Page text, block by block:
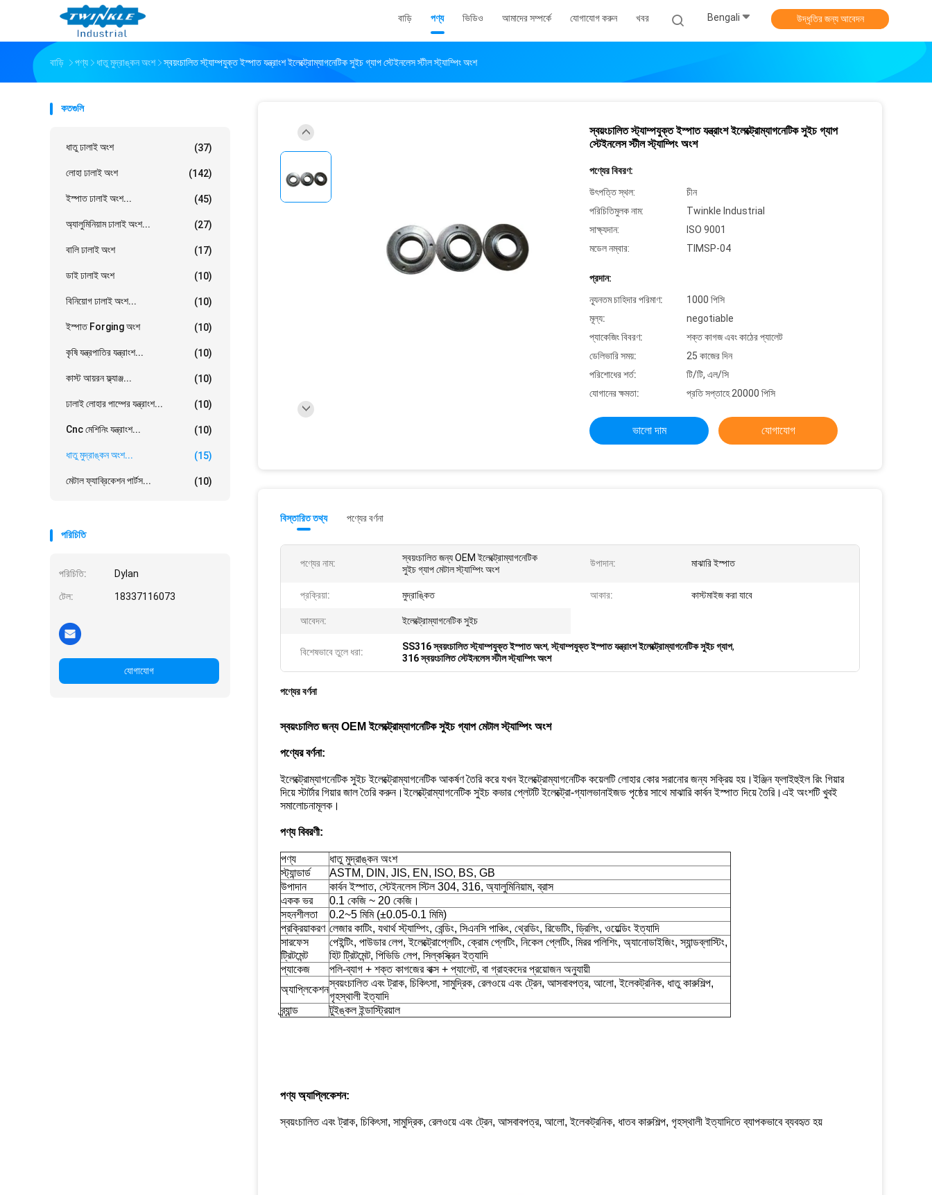
বাড়ি পণ্য ভিডিও আমাদের সম্পর্কে যোগাযোগ করুন খবর Bengali উদ্ধৃতির জন্য আবেদন
বাড়ি পণ্য ধাতু মুদ্রাঙ্কন অংশ স্বয়ংচালিত স্ট্যাম্পযুক্ত ইস্পাত যন্ত্রাংশ ইলেক্ট্রোম্যাগনেটিক সুইচ গ্যাপ স্টেইনলেস স্টীল স্ট্যাম্পিং অংশ
কতগুলি
ধাতু ঢালাই অংশ (37)
লোহা ঢালাই অংশ (142)
ইস্পাত ঢালাই অংশ... (45)
অ্যালুমিনিয়াম ঢালাই অংশ... (27)
বালি ঢালাই অংশ (17)
ডাই ঢালাই অংশ (10)
বিনিয়োগ ঢালাই অংশ... (10)
ইস্পাত Forging অংশ (10)
কৃষি যন্ত্রপাতির যন্ত্রাংশ... (10)
কাস্ট আয়রন ফ্ল্যাঞ্জ... (10)
ঢালাই লোহার পাম্পের যন্ত্রাংশ... (10)
Cnc মেশিনিং যন্ত্রাংশ... (10)
ধাতু মুদ্রাঙ্কন অংশ... (15)
মেটাল ফ্যাব্রিকেশন পার্টস... (10)
পরিচিতি
পরিচিতি: Dylan
টেল: 18337116073
যোগাযোগ
স্বয়ংচালিত স্ট্যাম্পযুক্ত ইস্পাত যন্ত্রাংশ ইলেক্ট্রোম্যাগনেটিক সুইচ গ্যাপ
স্টেইনলেস স্টীল স্ট্যাম্পিং অংশ
পণ্যের বিবরণ:
উৎপত্তি স্থল:
চীন
পরিচিতিমুলক নাম:
Twinkle Industrial
সাক্ষ্যদান:
ISO 9001
মডেল নম্বার:
TIMSP-04
প্রদান:
ন্যূনতম চাহিদার পরিমাণ:
1000 পিসি
মূল্য:
negotiable
প্যাকেজিং বিবরণ:
শক্ত কাগজ এবং কাঠের প্যালেট
ডেলিভারি সময়:
25 কাজের দিন
পরিশোধের শর্ত:
টি/টি, এল/সি
যোগানের ক্ষমতা:
প্রতি সপ্তাহে 20000 পিসি
ভালো দাম যোগাযোগ
বিস্তারিত তথ্য পণ্যের বর্ণনা
পণ্যের নাম:
স্বয়ংচালিত জন্য OEM ইলেক্ট্রোম্যাগনেটিক
সুইচ গ্যাপ মেটাল স্ট্যাম্পিং অংশ
উপাদান: মাঝারি ইস্পাত
প্রক্রিয়া: মুদ্রাঙ্কিত আকার: কাস্টমাইজ করা যাবে
আবেদন: ইলেক্ট্রোম্যাগনেটিক সুইচ
বিশেষভাবে তুলে ধরা: SS316 স্বয়ংচালিত স্ট্যাম্পযুক্ত ইস্পাত অংশ,স্ট্যাম্পযুক্ত ইস্পাত যন্ত্রাংশ ইলেক্ট্রোম্যাগনেটিক সুইচ গ্যাপ,
316 স্বয়ংচালিত স্টেইনলেস স্টীল স্ট্যাম্পিং অংশ
পণ্যের বর্ণনা
স্বয়ংচালিত জন্য OEM ইলেক্ট্রোম্যাগনেটিক সুইচ গ্যাপ মেটাল স্ট্যাম্পিং অংশ
পণ্যের বর্ণনা:
ইলেক্ট্রোম্যাগনেটিক সুইচ ইলেক্ট্রোম্যাগনেটিক আকর্ষণ তৈরি করে যখন ইলেক্ট্রোম্যাগনেটিক কয়েলটি লোহার কোর সরানোর জন্য সক্রিয় হয়।ইঞ্জিন ফ্লাইহুইল রিং গিয়ার
দিয়ে স্টার্টার গিয়ার জাল তৈরি করুন।ইলেক্ট্রোম্যাগনেটিক সুইচ কভার প্লেটটি ইলেক্ট্রো-গ্যালভানাইজড পৃষ্ঠের সাথে মাঝারি কার্বন ইস্পাত দিয়ে তৈরি।এই অংশটি খুবই
সমালোচনামূলক।
পণ্য বিবরণী:
পণ্য
ধাতু মুদ্রাঙ্কন অংশ
স্ট্যান্ডার্ড
ASTM, DIN, JIS, EN, ISO, BS, GB
উপাদান
কার্বন ইস্পাত, স্টেইনলেস স্টিল 304, 316, অ্যালুমিনিয়াম, ব্রাস
একক ভর
0.1 কেজি ~ 20 কেজি।
সহনশীলতা
0.2~5 মিমি (±0.05-0.1 মিমি)
প্রক্রিয়াকরণ লেজার কাটিং, যথার্থ স্ট্যাম্পিং, বেন্ডিং, সিএনসি পাঞ্চিং, থ্রেডিং, রিভেটিং, ড্রিলিং, ওয়েল্ডিং ইত্যাদি
সারফেস
ট্রিটমেন্ট
পেইন্টিং, পাউডার লেপ, ইলেক্ট্রোপ্লেটিং, ক্রোম প্লেটিং, নিকেল প্লেটিং, মিরর পলিশিং, অ্যানোডাইজিং, স্যান্ডব্লাস্টিং,
হিট ট্রিটমেন্ট, পিভিডি লেপ, সিল্কস্ক্রিন ইত্যাদি
প্যাকেজ
পলি-ব্যাগ + শক্ত কাগজের বাক্স + প্যালেট, বা গ্রাহকদের প্রয়োজন অনুযায়ী
অ্যাপ্লিকেশন
স্বয়ংচালিত এবং ট্রাক, চিকিৎসা, সামুদ্রিক, রেলওয়ে এবং ট্রেন, আসবাবপত্র, আলো, ইলেকট্রনিক, ধাতু কারুশিল্প,
গৃহস্থালী ইত্যাদি
ব্র্যান্ড
টুইঙ্কল ইন্ডাস্ট্রিয়াল
পণ্য অ্যাপ্লিকেশন:
স্বয়ংচালিত এবং ট্রাক, চিকিৎসা, সামুদ্রিক, রেলওয়ে এবং ট্রেন, আসবাবপত্র, আলো, ইলেকট্রনিক, ধাতব কারুশিল্প, গৃহস্থালী ইত্যাদিতে ব্যাপকভাবে ব্যবহৃত হয়